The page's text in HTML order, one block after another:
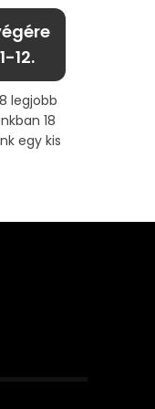
12.
legjobb
18
egy kis